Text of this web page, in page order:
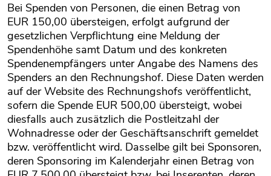
Bei Spenden von Personen, die einen Betrag von
EUR 150,00 übersteigen, erfolgt aufgrund der
gesetzlichen Verpflichtung eine Meldung der
Spendenhöhe samt Datum und des konkreten
Spendenempfängers unter Angabe des Namens des
Spenders an den Rechnungshof. Diese Daten werden
auf der Website des Rechnungshofs veröffentlicht,
sofern die Spende EUR 500,00 übersteigt, wobei
diesfalls auch zusätzlich die Postleitzahl der
Wohnadresse oder der Geschäftsanschrift gemeldet
bzw. veröffentlicht wird. Dasselbe gilt bei Sponsoren,
deren Sponsoring im Kalenderjahr einen Betrag von